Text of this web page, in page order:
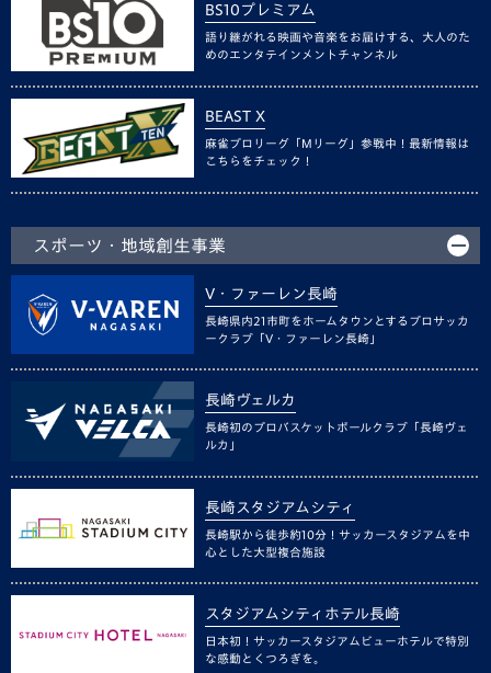
BS10プレミアム
語り継がれる映画や音楽をお届けする、大人のた
めのエンタテインメントチャンネル
BEAST X
麻雀プロリーグ「Mリーグ」参戦中！最新情報は
こちらをチェック！
スポーツ・地域創生事業
V・ファーレン長崎
長崎県内21市町をホームタウンとするプロサッカ
ークラブ「V・ファーレン長崎」
長崎ヴェルカ
長崎初のプロバスケットボールクラブ「長崎ヴェ
ルカ」
長崎スタジアムシティ
長崎駅から徒歩約10分！サッカースタジアムを中
心とした大型複合施設
スタジアムシティホテル長崎
日本初！サッカースタジアムビューホテルで特別
な感動とくつろぎを。